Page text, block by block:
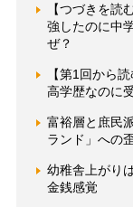
【つづきを読
強したのに中
ぜ？
【第1回から
高学歴なのに
富裕層と庶民
ランド」への
幼稚舎上がり
金銭感覚